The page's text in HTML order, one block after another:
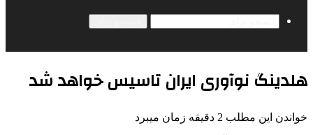
هلدینگ نوآوری ایران تاسیس خواهد شد
خواندن این مطلب 2 دقیقه زمان میبرد